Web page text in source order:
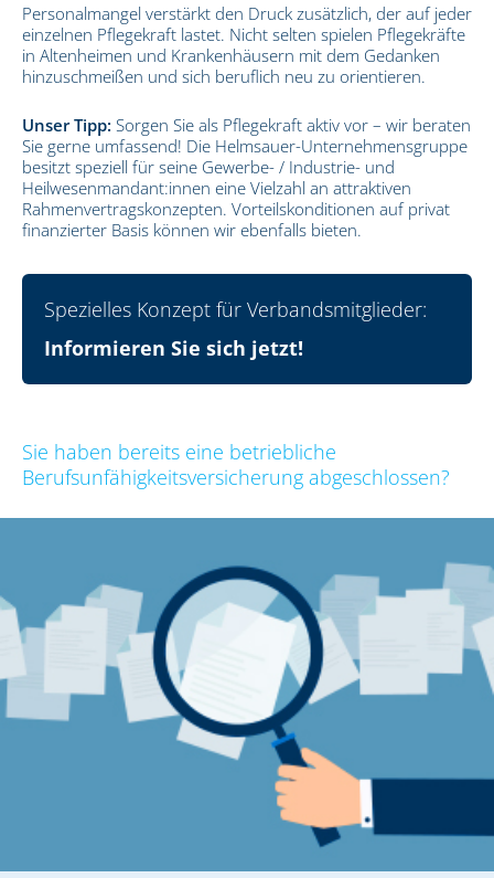
Personalmangel verstärkt den Druck zusätzlich, der auf jeder
einzelnen Pflegekraft lastet. Nicht selten spielen Pflegekräfte
in Altenheimen und Krankenhäusern mit dem Gedanken
hinzuschmeißen und sich beruflich neu zu orientieren.
Unser Tipp: Sorgen Sie als Pflegekraft aktiv vor – wir beraten
Sie gerne umfassend! Die Helmsauer-Unternehmensgruppe
besitzt speziell für seine Gewerbe- / Industrie- und
Heilwesenmandant:innen eine Vielzahl an attraktiven
Rahmenvertragskonzepten. Vorteilskonditionen auf privat
finanzierter Basis können wir ebenfalls bieten.
Spezielles Konzept für Verbandsmitglieder:
Informieren Sie sich jetzt!
Sie haben bereits eine betriebliche
Berufsunfähigkeitsversicherung abgeschlossen?